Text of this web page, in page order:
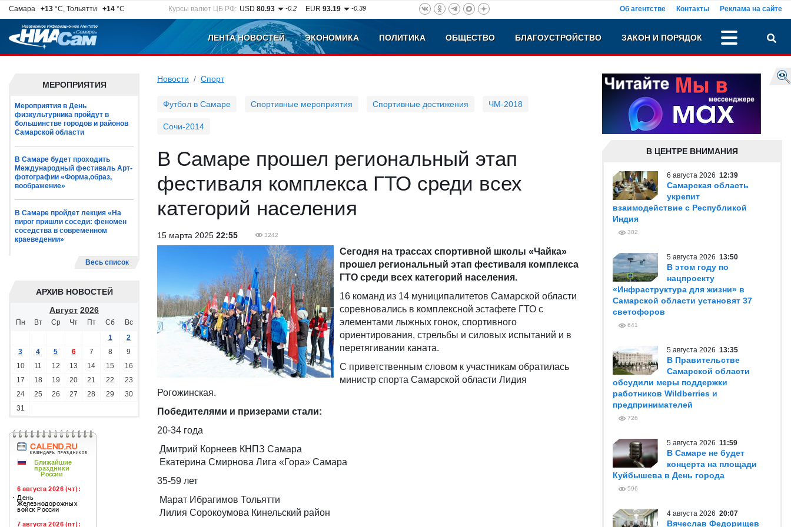
Самара +13 °C, Тольятти +14 °C Курсы валют ЦБ РФ: USD80.93 -0.2 EUR93.19 -0.39 Об агентстве Контакты Реклама на сайте
ЛЕНТА НОВОСТЕЙ ЭКОНОМИКА ПОЛИТИКА ОБЩЕСТВО БЛАГОУСТРОЙСТВО ЗАКОН И ПОРЯДОК
МЕРОПРИЯТИЯ
Мероприятия в День
физкультурника пройдут в
большинстве городов и районов
Самарской области
В Самаре будет проходить
Международный фестиваль Арт-
фотографии «Форма,образ,
воображение»
В Самаре пройдет лекция «На
пирог пришли соседи: феномен
соседства в современном
краеведении»
Весь список
АРХИВ НОВОСТЕЙ
Август 2026
Пн Вт Ср Чт Пт Сб
Вс
1
2
3
4 5 6 7 8
9
10
11 12 13 14 15
16
17
18 19 20 21 22
23
24
25 26 27 28 29
30
31
Новости Спорт
Футбол в Самаре Спортивные мероприятия Спортивные достижения ЧМ-2018
Сочи-2014
В Самаре прошел региональный этап
фестиваля комплекса ГТО среди всех
категорий населения
15 марта 2025 22:55 3242
Сегодня на трассах спортивной школы «Чайка»
прошел региональный этап фестиваля комплекса
ГТО среди всех категорий населения.
16 команд из 14 муниципалитетов Самарской области
соревновались в комплексной эстафете ГТО с
элементами лыжных гонок, спортивного
ориентирования, стрельбы и силовых испытаний и в
перетягивании каната.
С приветственным словом к участникам обратилась
министр спорта Самарской области Лидия
Рогожинская.
Победителями и призерами стали:
20-34 года
Дмитрий Корнеев КНПЗ Самара
Екатерина Смирнова Лига «Гора» Самара
35-59 лет
Марат Ибрагимов Тольятти
Лилия Сорокоумова Кинельский район
В ЦЕНТРЕ ВНИМАНИЯ
6 августа 2026 12:39
Самарская область
укрепит
взаимодействие с Республикой
Индия
302
5 августа 2026 13:50
В этом году по
нацпроекту
«Инфраструктура для жизни» в
Самарской области установят 37
светофоров
641
5 августа 2026 13:35
В Правительстве
Самарской области
обсудили меры поддержки
работников Wildberries и
предпринимателей
726
5 августа 2026 11:59
В Самаре не будет
концерта на площади
Куйбышева в День города
596
4 августа 2026 20:07
Вячеслав Федорищев